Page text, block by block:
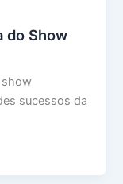
do Show
show
sucessos da